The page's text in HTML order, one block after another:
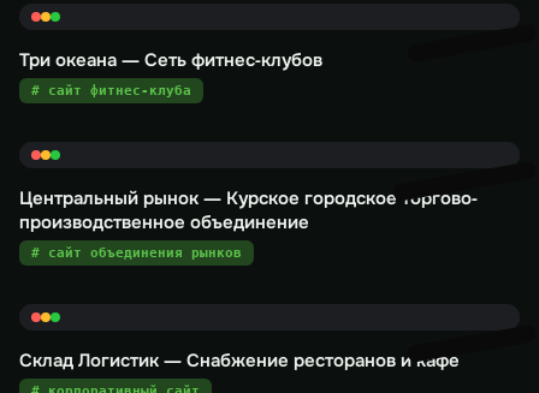
Три океана — Сеть фитнес-клубов
# сайт фитнес-клуба
Центральный рынок — Курское городское торгово-
производственное объединение
# сайт объединения рынков
Склад Логистик — Снабжение ресторанов и кафе